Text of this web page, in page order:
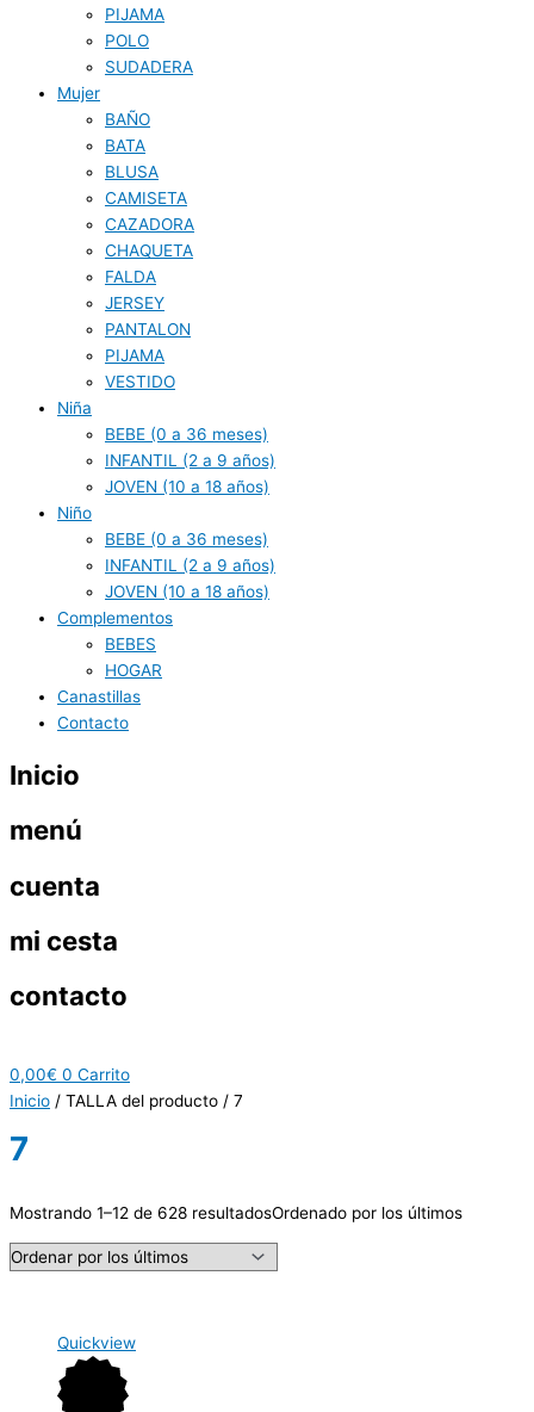
PIJAMA
POLO
SUDADERA
Mujer
BAÑO
BATA
BLUSA
CAMISETA
CAZADORA
CHAQUETA
FALDA
JERSEY
PANTALON
PIJAMA
VESTIDO
Niña
BEBE (0 a 36 meses)
INFANTIL (2 a 9 años)
JOVEN (10 a 18 años)
Niño
BEBE (0 a 36 meses)
INFANTIL (2 a 9 años)
JOVEN (10 a 18 años)
Complementos
BEBES
HOGAR
Canastillas
Contacto
Inicio
menú
cuenta
mi cesta
contacto
0,00€ 0 Carrito
Inicio / TALLA del producto / 7
7
Mostrando 1–12 de 628 resultadosOrdenado por los últimos
Quickview